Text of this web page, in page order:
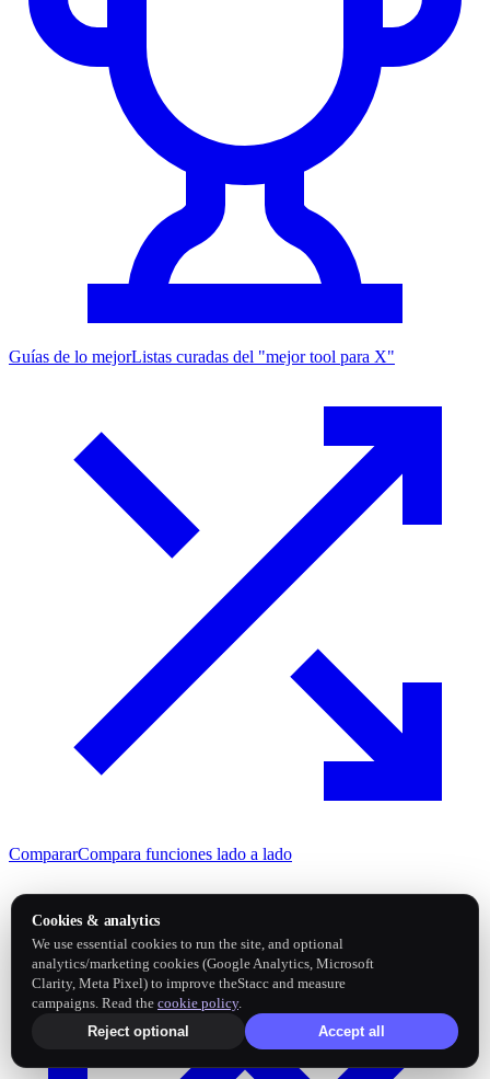
Guías de lo mejorListas curadas del "mejor tool para X"
CompararCompara funciones lado a lado
Cookies & analytics
We use essential cookies to run the site, and optional
analytics/marketing cookies (Google Analytics, Microsoft
Clarity, Meta Pixel) to improve theStacc and measure
campaigns. Read the cookie policy.
Reject optional
Accept all